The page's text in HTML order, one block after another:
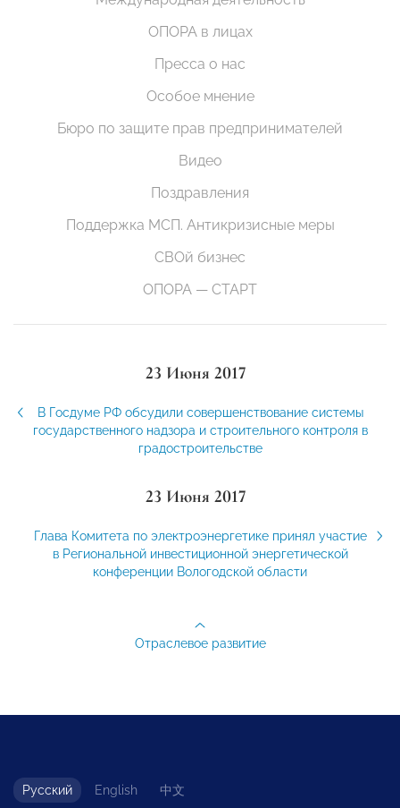
ОПОРА в лицах
Пресса о нас
Особое мнение
Бюро по защите прав предпринимателей
Видео
Поздравления
Поддержка МСП. Антикризисные меры
СВОй бизнес
ОПОРА — СТАРТ
23 Июня 2017
В Госдуме РФ обсудили совершенствование системы
государственного надзора и строительного контроля в
градостроительстве
23 Июня 2017
Глава Комитета по электроэнергетике принял участие
в Региональной инвестиционной энергетической
конференции Вологодской области
Отраслевое развитие
Русский English 中文